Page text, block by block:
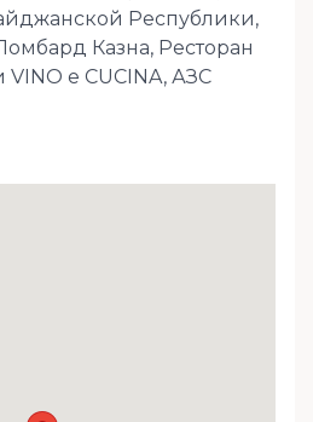
Республики,
Казна, Ресторан
VINO e CUCINA, АЗС